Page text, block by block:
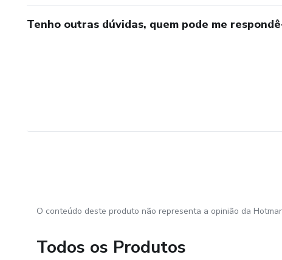
Tenho outras dúvidas, quem pode me
O conteúdo deste produto não representa a opinião da
Todos os Produtos